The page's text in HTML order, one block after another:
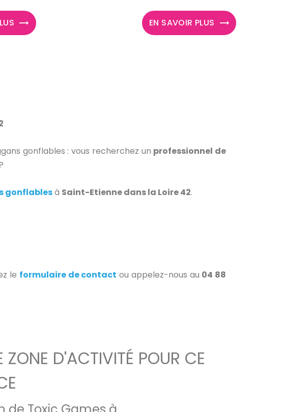
EN SAVOIR PLUS
gonflables : vous recherchez un professionnel de
gonflablesà Saint-Etienne dans la Loire 42.
le formulaire de contact ou appelez-nous au 04 88
ZONE D'ACTIVITÉ POUR CE